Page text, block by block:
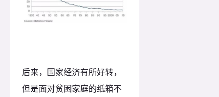
后来，国家经济有所好转，
但是面对贫困家庭的纸箱不